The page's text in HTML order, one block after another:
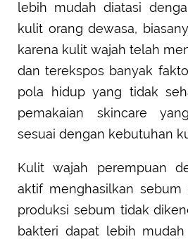
lebih mudah diatasi
kulit orang dewasa,
karena kulit wajah telah
dan terekspos banyak
pola hidup yang tidak
pemakaian skincare
sesuai dengan kebutuhan
Kulit wajah perempuan
aktif menghasilkan sebum
produksi sebum tidak
bakteri dapat lebih